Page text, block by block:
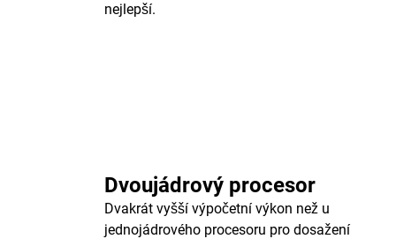
nejlepší.
Dvoujádrový procesor
Dvakrát vyšší výpočetní výkon než u
jednojádrového procesoru pro dosažení